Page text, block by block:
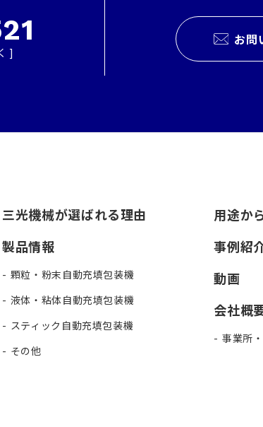
]
お問
三光機械が選ばれる理由
製品情報
顆粒・粉末自動充填包装機
液体・粘体自動充填包装機
スティック自動充填包装機
その他
用途か
事例紹
動画
会社概
事業所